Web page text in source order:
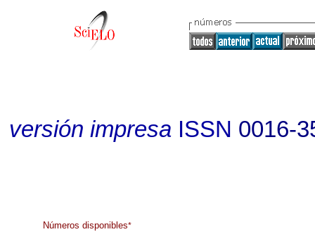
versión impresaISSN 0016-
Números disponibles*